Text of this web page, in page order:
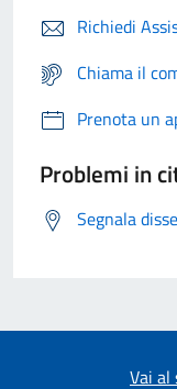
Richiedi
Chiama il
Prenota un
Problemi in
Segnala
Vai al